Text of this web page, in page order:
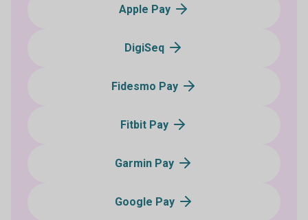
Apple Pay
DigiSeq
Fidesmo Pay
Fitbit Pay
Garmin Pay
Google Pay